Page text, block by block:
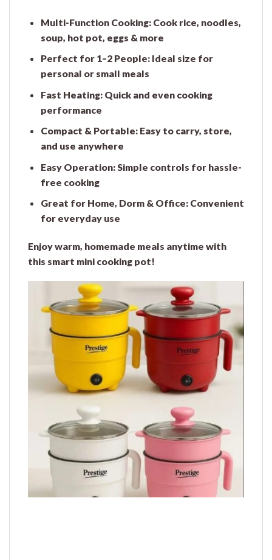
Multi-Function Cooking:Cook rice, noodles,
soup, hot pot, eggs & more
Perfect for 1–2 People:Ideal size for
personal or small meals
Fast Heating:Quick and even cooking
performance
Compact & Portable:Easy to carry, store,
and use anywhere
Easy Operation:Simple controls for hassle-
free cooking
Great for Home, Dorm & Office:Convenient
for everyday use
Enjoy warm, homemade meals anytime with
this smart mini cooking pot!